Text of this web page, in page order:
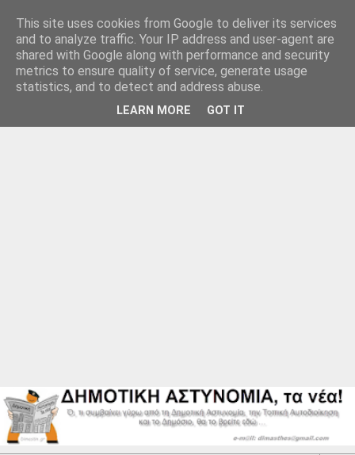
This site uses cookies from Google to deliver its services
and to analyze traffic. Your IP address and user-agent are
shared with Google along with performance and security
metrics to ensure quality of service, generate usage
statistics, and to detect and address abuse.
LEARN MORE GOT IT